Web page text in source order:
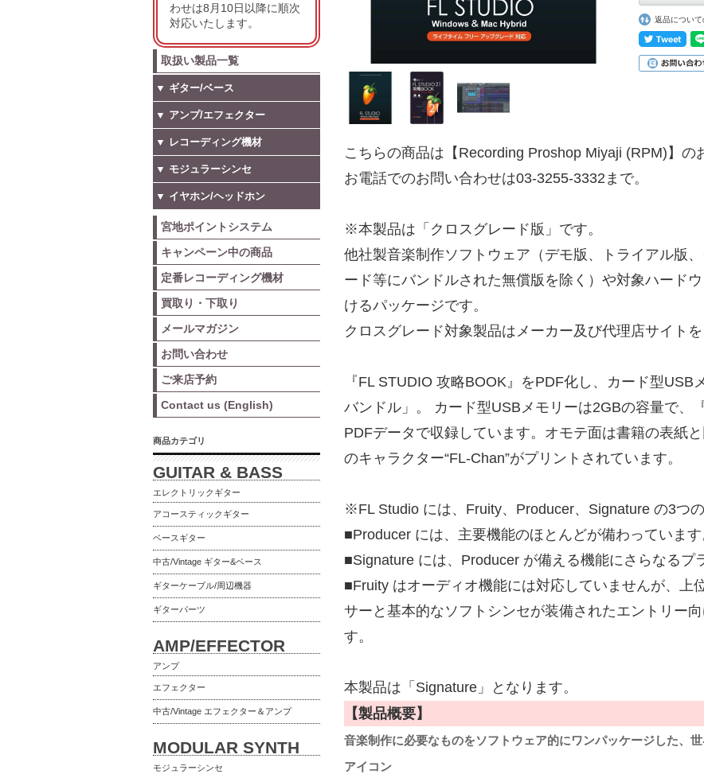
返品につい
こちらの商品は【Recording Proshop Miyaji (RPM)】の
お電話でのお問い合わせは03-3255-3332まで。
※本製品は「クロスグレード版」です。
他社製音楽制作ソフトウェア（デモ版、トライアル版
ード等にバンドルされた無償版を除く）や対象ハード
けるパッケージです。
クロスグレード対象製品はメーカー及び代理店サイトを
『FL STUDIO 攻略BOOK』をPDF化し、カード型
バンドル」。 カード型USBメモリーは2GBの容量で、
PDFデータで収録しています。オモテ面は書籍の表紙
のキャラクター“FL-Chan”がプリントされています。
※FL Studio には、Fruity、Producer、Signature の3つ
■Producer には、主要機能のほとんどが備わっています
■Signature には、Producer が備える機能にさらなるプ
■Fruity はオーディオ機能には対応していませんが、上
サーと基本的なソフトシンセが装備されたエントリー
す。
本製品は「Signature」となります。
【製品概要】
音楽制作に必要なものをソフトウェア的にワンパッケージした、
アイコン
わせは8月10日以降に順次
対応いたします。
取扱い製品一覧
▼ ギター/ベース
▼ アンプ/エフェクター
▼ レコーディング機材
▼ モジュラーシンセ
▼ イヤホン/ヘッドホン
宮地ポイントシステム
キャンペーン中の商品
定番レコーディング機材
買取り・下取り
メールマガジン
お問い合わせ
ご来店予約
Contact us (English)
商品カテゴリ
GUITAR & BASS
エレクトリックギター
アコースティックギター
ベースギター
中古/Vintage ギター&ベース
ギターケーブル/周辺機器
ギターパーツ
AMP/EFFECTOR
アンプ
エフェクター
中古/Vintage エフェクター＆アンプ
MODULAR SYNTH
モジュラーシンセ